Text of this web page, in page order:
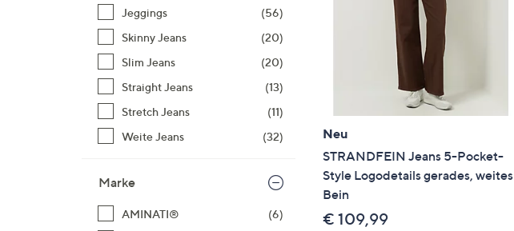
anzuzeigen.
Jeggings
(56)
Skinny Jeans
(20)
Slim Jeans
(20)
Straight Jeans
(13)
Stretch Jeans
(11)
Weite Jeans
(32)
Marke
AMINATI®
(6)
Neu
STRANDFEIN Jeans 5-Pocket-
Style Logodetails gerades, weites
Bein
€ 109,99